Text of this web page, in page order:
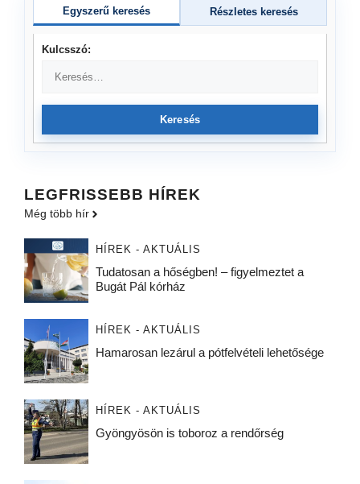
Egyszerű keresés Részletes keresés
Kulcsszó:
Keresés
LEGFRISSEBB HÍREK
Még több hír
HÍREK - AKTUÁLIS
Tudatosan a hőségben! – figyelmeztet a
Bugát Pál kórház
HÍREK - AKTUÁLIS
Hamarosan lezárul a pótfelvételi lehetősége
HÍREK - AKTUÁLIS
Gyöngyösön is toboroz a rendőrség